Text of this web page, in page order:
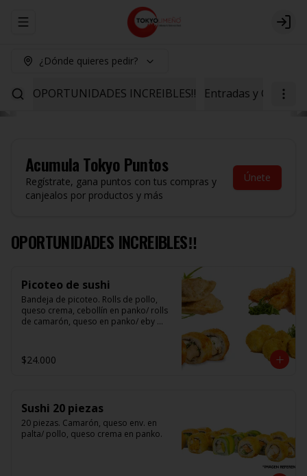
Abrir menu de navegación Login
¿Dónde quieres pedir?
OPORTUNIDADES INCREIBLES‼️ Entradas y
AcumulaTokyo Puntos
Regístrate, gana puntos con tus compras y
canjealos por productos y más
Únete
OPORTUNIDADES INCREIBLES‼️
Picoteo de sushi
Bandeja de picoteo. Rolls de pollo,
queso crema, cebollín en panko/ rolls
de camarón, queso en panko/ eby
crema)/ gyosas mixtas.
$24.000
Sushi 20 piezas
20 piezas. Camarón, queso env. en
palta/ pollo, queso crema en panko.